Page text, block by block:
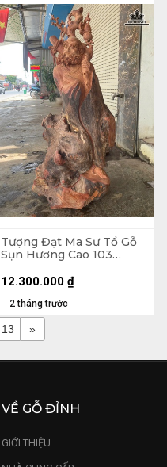
Tượng Đạt Ma Sư Tổ Gỗ
Sụn Hương Cao 103
2 tháng trước
12.300.000 ₫
13 »
VỀ GỖ ĐỈNH
GIỚI THIỆU